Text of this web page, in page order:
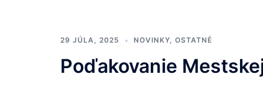
29 JÚLA, 2025 NOVINKY, OSTATNÉ
Poďakovanie